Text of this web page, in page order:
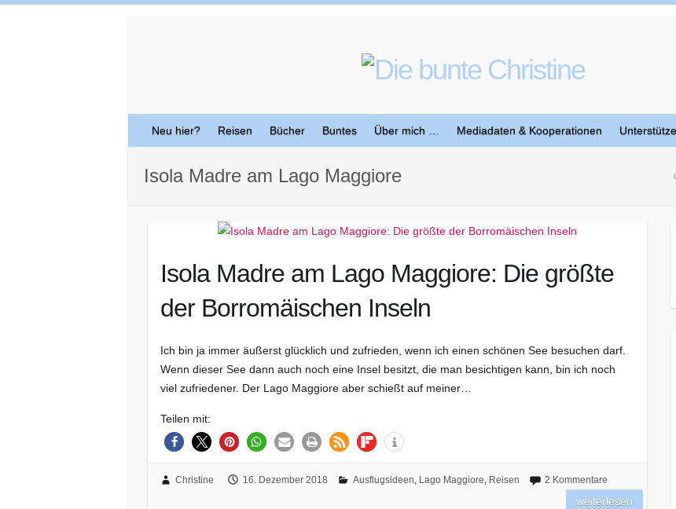
Neu hier? Reisen Bücher Buntes Über mich … Mediadaten & Kooperationen
Isola Madre am Lago Maggiore
Isola Madre am Lago Maggiore: Die größte
der Borromäischen Inseln
Ich bin ja immer äußerst glücklich und zufrieden, wenn ich einen schönen See besuchen darf.
Wenn dieser See dann auch noch eine Insel besitzt, die man besichtigen kann, bin ich noch
viel zufriedener. Der Lago Maggiore aber schießt auf meiner…
Teilen mit:
Christine 16. Dezember 2018 Ausflugsideen, Lago Maggiore, Reisen 2 Kommentare
weiterlesen